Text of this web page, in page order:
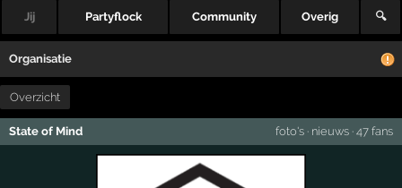
Jij Partyflock Community Overig 🔍
Organisatie
Overzicht
State of Mind foto's· nieuws· 47 fans